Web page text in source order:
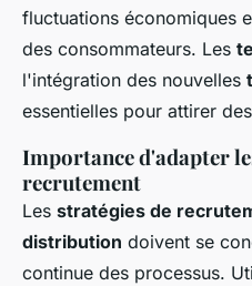
fluctuations économiques
des consommateurs. Les
l'intégration des nouvelles
essentielles pour attirer
Importance d'adapter
recrutement
Les stratégies de
distribution doivent se
continue des processus.